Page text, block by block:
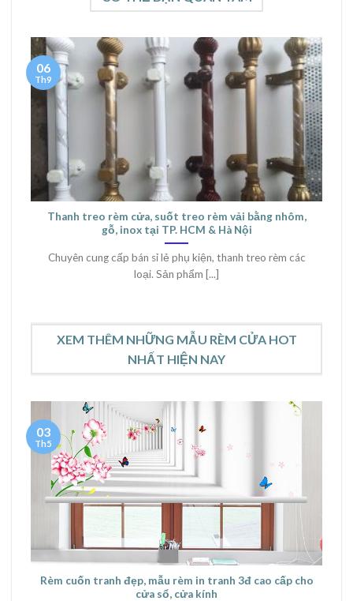
Thanh treo rèm cửa, suốt treo rèm vải bằng nhôm,
gỗ, inox tại TP. HCM & Hà Nội
Chuyên cung cấp bán sỉ lẻ phụ kiện, thanh treo rèm các
loại. Sản phẩm [...]
06
Th9
XEM THÊM NHỮNG MẪU RÈM CỬA HOT
NHẤT HIỆN NAY
Rèm cuốn tranh đẹp, mẫu rèm in tranh 3đ cao cấp cho
cửa sổ, cửa kính
03
Th5